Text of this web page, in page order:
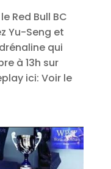
Red Bull BC
Yu-Seng et
qui
à 13h sur
ici: Voir le